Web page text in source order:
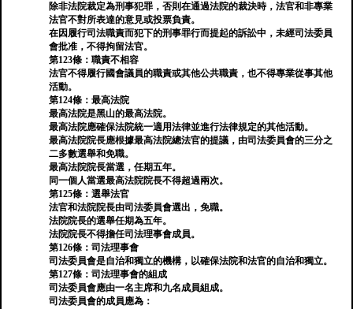
除非法院裁定為刑事犯罪，否則在通過法院的裁決時，法官和非專業
法官不對所表達的意見或投票負責。
在因履行司法職責而犯下的刑事罪行而提起的訴訟中，未經司法委員
會批准，不得拘留法官。
第123條：職責不相容
法官不得履行國會議員的職責或其他公共職責，也不得專業從事其他
活動。
第124條：最高法院
最高法院是黑山的最高法院。
最高法院應確保法院統一適用法律並進行法律規定的其他活動。
最高法院院長應根據最高法院總法官的提議，由司法委員會的三分之
二多數選舉和免職。
最高法院院長當選，任期五年。
同一個人當選最高法院院長不得超過兩次。
第125條：選舉法官
法官和法院院長由司法委員會選出，免職。
法院院長的選舉任期為五年。
法院院長不得擔任司法理事會成員。
第126條：司法理事會
司法委員會是自治和獨立的機構，以確保法院和法官的自治和獨立。
第127條：司法理事會的組成
司法委員會應由一名主席和九名成員組成。
司法委員會的成員應為：